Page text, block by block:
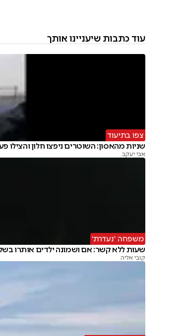
עוד כתבות שיעניינו אותך
צפו בתיעוד
שניות מהאסון: השוטרים ניפצו חלון והצילו
אבי יעקב
משפחה 'נעדרת'
שעות ללא קשר: אם ושמונה ילדים אותרו
קובי אליה